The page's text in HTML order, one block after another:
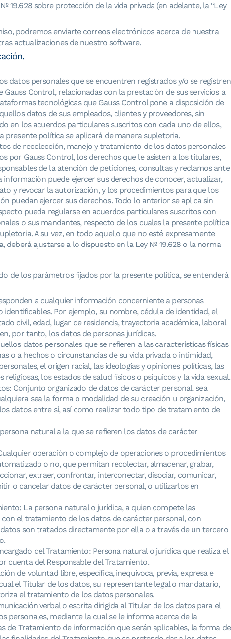
19.628 sobre protección de la vida privada (en adelante, la “Ley
podremos enviarte correos electrónicos acerca de nuestra
actualizaciones de nuestro software.
datos personales que se encuentren registrados y/o se registren
Gauss Control, relacionadas con la prestación de sus servicios a
tecnológicas que Gauss Control pone a disposición de
datos de sus empleados, clientes y proveedores, sin
en los acuerdos particulares suscritos con cada uno de ellos,
presente política se aplicará de manera supletoria.
de recolección, manejo y tratamiento de los datos personales
por Gauss Control, los derechos que le asisten a los titulares,
de la atención de peticiones, consultas y reclamos ante
información puede ejercer sus derechos de conocer, actualizar,
y revocar la autorización, y los procedimientos para que los
puedan ejercer sus derechos. Todo lo anterior se aplica sin
pueda regularse en acuerdos particulares suscritos con
o sus mandantes, respecto de los cuales la presente política
A su vez, en todo aquello que no esté expresamente
deberá ajustarse a lo dispuesto en la Ley Nº 19.628 o la norma
de los parámetros fijados por la presente política, se entenderá
a cualquier información concerniente a personas
identificables. Por ejemplo, su nombre, cédula de identidad, el
civil, edad, lugar de residencia, trayectoria académica, laboral
por tanto, los datos de personas jurídicas.
datos personales que se refieren a las características físicas
o a hechos o circunstancias de su vida privada o intimidad,
el origen racial, las ideologías y opiniones políticas, las
religiosas, los estados de salud físicos o psíquicos y la vida sexual.
Conjunto organizado de datos de carácter personal, sea
sea la forma o modalidad de su creación u organización,
datos entre sí, así como realizar todo tipo de tratamiento de
natural a la que se refieren los datos de carácter
operación o complejo de operaciones o procedimientos
o no, que permitan recolectar, almacenar, grabar,
extraer, confrontar, interconectar, disociar, comunicar,
o cancelar datos de carácter personal, o utilizarlos en
La persona natural o jurídica, a quien compete las
con el tratamiento de los datos de carácter personal, con
son tratados directamente por ella o a través de un tercero
del Tratamiento: Persona natural o jurídica que realiza el
cuenta del Responsable del Tratamiento.
de voluntad libre, específica, inequívoca, previa, expresa e
el Titular de los datos, su representante legal o mandatario,
el tratamiento de los datos personales.
verbal o escrita dirigida al Titular de los datos para el
personales, mediante la cual se le informa acerca de la
de Tratamiento de información que serán aplicables, la forma de